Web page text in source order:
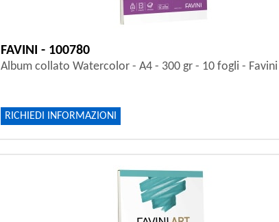
FAVINI - 100780
Album collato Watercolor - A4 - 300 gr - 10 fogli -
RICHIEDI INFORMAZIONI